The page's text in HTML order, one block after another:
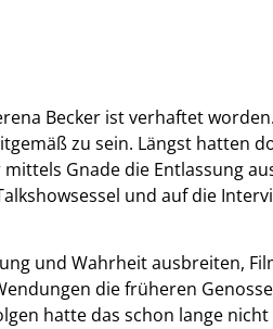
Becker ist verhaftet
zu sein. Längst hatten
Gnade die Entlassung
und auf die
und Wahrheit ausbreiten,
die früheren
hatte das schon lange